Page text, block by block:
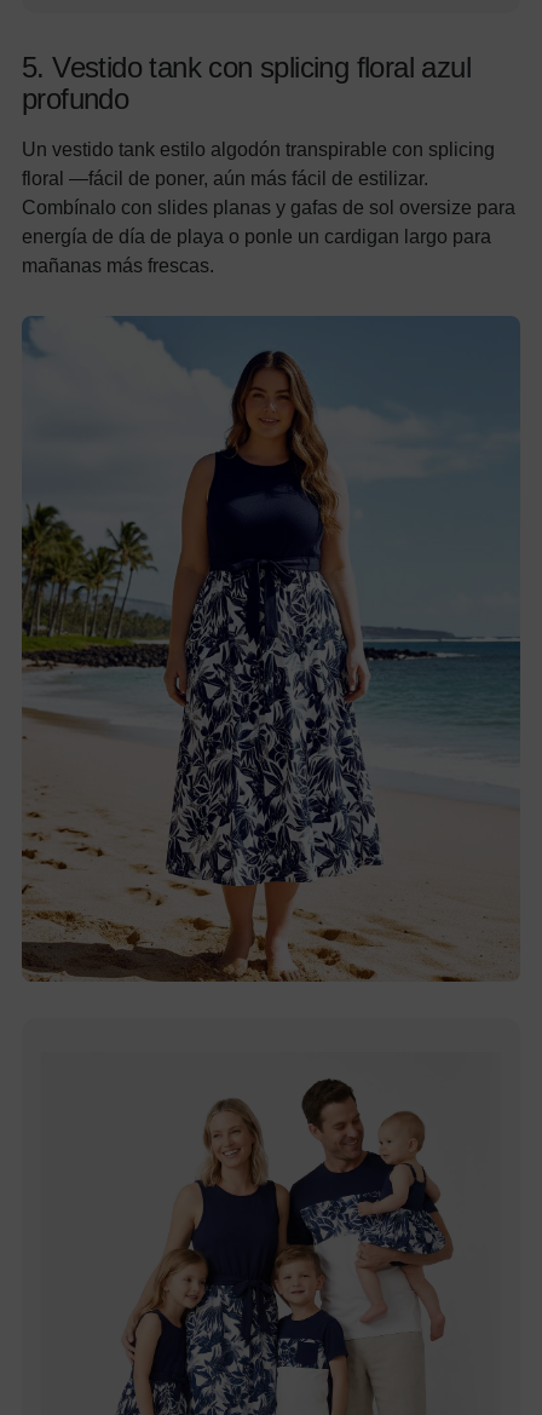
5. Vestido tank con splicing floral azul
profundo
Un vestido tank estilo algodón transpirable con splicing
floral —fácil de poner, aún más fácil de estilizar.
Combínalo con slides planas y gafas de sol oversize para
energía de día de playa o ponle un cardigan largo para
mañanas más frescas.